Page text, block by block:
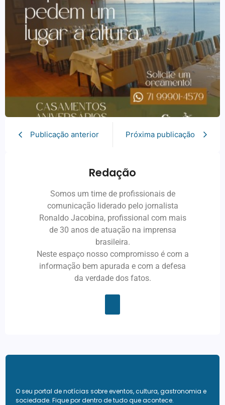
Publicação anterior Próxima publicação
Redação
Somos um time de profissionais de
comunicação liderado pelo jornalista
Ronaldo Jacobina, profissional com mais
de 30 anos de atuação na imprensa
brasileira.
Neste espaço nosso compromisso é com a
informação bem apurada e com a defesa
da verdade dos fatos.
O seu portal de notícias sobre eventos, cultura, gastronomia e
sociedade. Fique por dentro de tudo que acontece.